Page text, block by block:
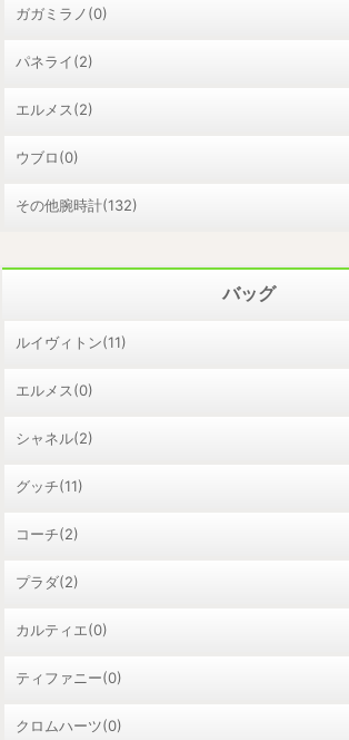
ガガミラノ(0)
パネライ(2)
エルメス(2)
ウブロ(0)
その他腕時計(132)
バッグ
ルイヴィトン(11)
エルメス(0)
シャネル(2)
グッチ(11)
コーチ(2)
プラダ(2)
カルティエ(0)
ティファニー(0)
クロムハーツ(0)